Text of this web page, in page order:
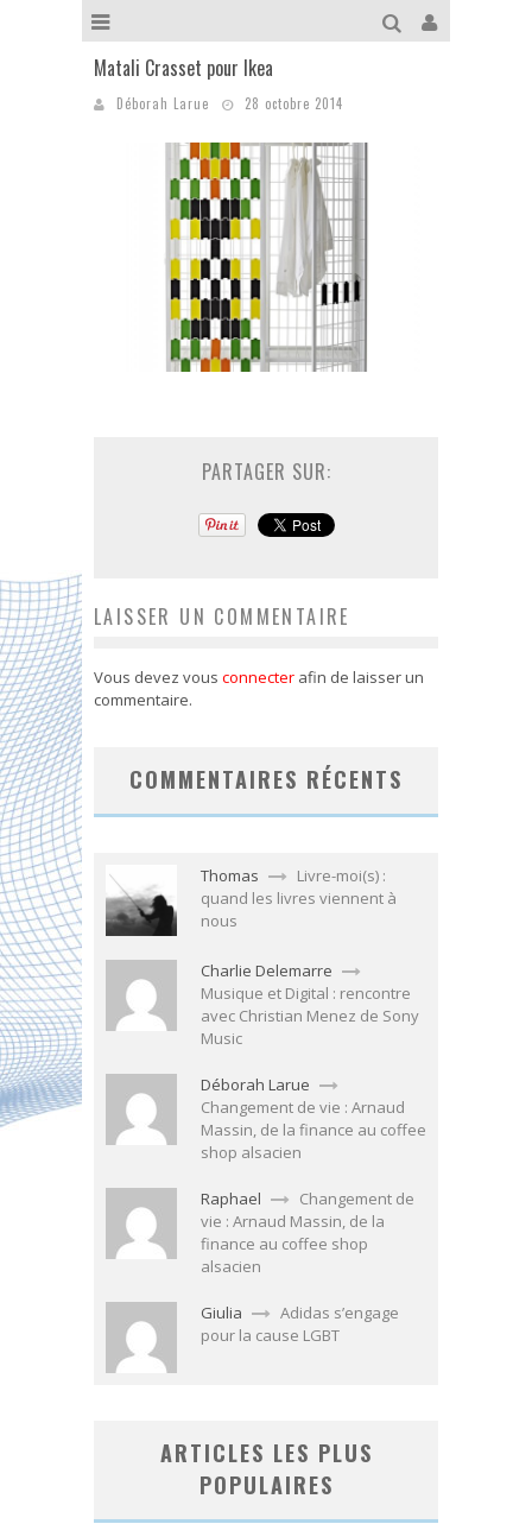
Matali Crasset pour Ikea
Déborah Larue 28 octobre 2014
PARTAGER SUR:
LAISSER UN COMMENTAIRE
Vous devez vous connecter afin de laisser un
commentaire.
COMMENTAIRES RÉCENTS
Thomas
Livre-moi(s) :
quand les livres viennent à
nous
Charlie Delemarre
Musique et Digital : rencontre
avec Christian Menez de Sony
Music
Déborah Larue
Changement de vie : Arnaud
Massin, de la finance au coffee
shop alsacien
Raphael
Changement de
vie : Arnaud Massin, de la
finance au coffee shop
alsacien
Giulia
Adidas s’engage
pour la cause LGBT
ARTICLES LES PLUS
POPULAIRES